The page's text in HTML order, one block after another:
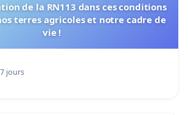
de la RN113 dans ces conditions
terres agricoles et notre cadre de
vie !
jours